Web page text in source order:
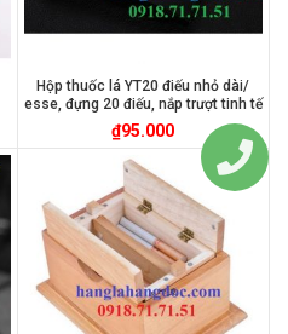
Hộp thuốc lá YT20 điếu nhỏ dài/
esse, đựng 20 điếu, nắp trượt tinh tế
₫95.000